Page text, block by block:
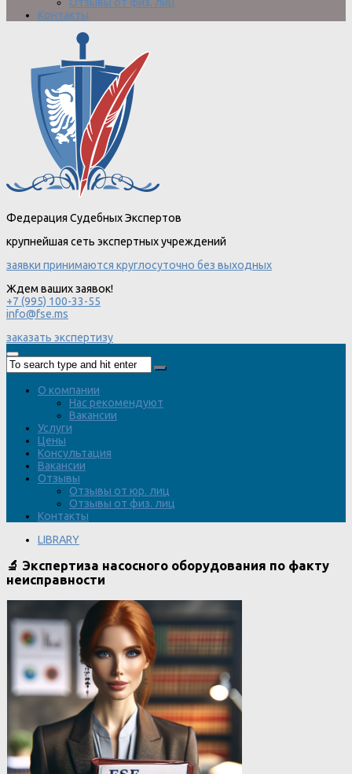
Отзывы от физ. лиц
Контакты
Федерация Судебных Экспертов
крупнейшая сеть экспертных учреждений
заявки принимаются круглосуточно без выходных
Ждем ваших заявок!
+7 (995) 100-33-55
info@fse.ms
заказать экспертизу
О компании
Нас рекомендуют
Вакансии
Услуги
Цены
Консультация
Вакансии
Отзывы
Отзывы от юр. лиц
Отзывы от физ. лиц
Контакты
LIBRARY
🔬 Экспертиза насосного оборудования по факту
неисправности